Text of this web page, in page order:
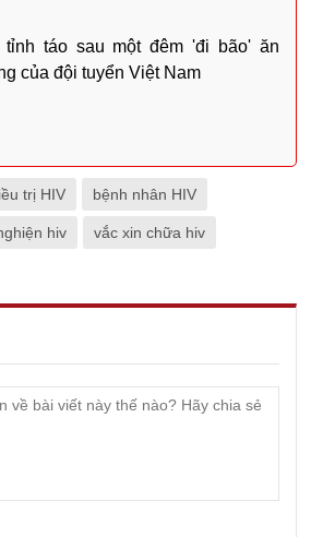
táo sau một đêm 'đi bão' ăn
của đội tuyển Việt Nam
trị HIV bệnh nhân HIV
hiv vắc xin chữa hiv